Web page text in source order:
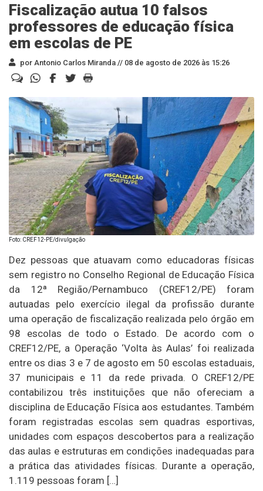
Fiscalização autua 10 falsos
professores de educação física
em escolas de PE
por Antonio Carlos Miranda // 08 de agosto de 2026 às 15:26
Foto: CREF12-PE/divulgação
Dez pessoas que atuavam como educadoras físicas
sem registro no Conselho Regional de Educação Física
da 12ª Região/Pernambuco (CREF12/PE) foram
autuadas pelo exercício ilegal da profissão durante
uma operação de fiscalização realizada pelo órgão em
98 escolas de todo o Estado. De acordo com o
CREF12/PE, a Operação ‘Volta às Aulas’ foi realizada
entre os dias 3 e 7 de agosto em 50 escolas estaduais,
37 municipais e 11 da rede privada. O CREF12/PE
contabilizou três instituições que não ofereciam a
disciplina de Educação Física aos estudantes. Também
foram registradas escolas sem quadras esportivas,
unidades com espaços descobertos para a realização
das aulas e estruturas em condições inadequadas para
a prática das atividades físicas. Durante a operação,
1.119 pessoas foram […]